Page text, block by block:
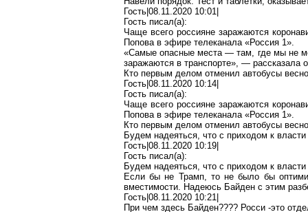
Гость|08.11.2020 10:01|
Гость писал(a):
Чаще всего россияне заражаются
Попова в эфире телеканала «Россия 1».
«Самые опасные места — там, где мы не
заражаются в транспорте», — рассказала
Кто первым делом отменил автобусы
Гость|08.11.2020 10:14|
Гость писал(a):
Чаще всего россияне заражаются
Попова в эфире телеканала «Россия 1».
Кто первым делом отменил автобусы
Будем надеяться, что с приходом к власти
Гость|08.11.2020 10:19|
Гость писал(a):
Будем надеяться, что с приходом к власти
Если бы не Трамп, то не было бы
вместимости. Надеюсь Байден с этим
Гость|08.11.2020 10:21|
При чем здесь Байден???? Росси -это